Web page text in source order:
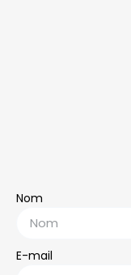
Nom
E-mail